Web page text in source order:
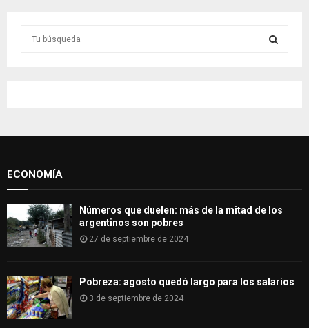
o
H
ECONOMÍA
Números que duelen: más de la mitad de los
argentinos son pobres
27 de septiembre de 2024
Pobreza: agosto quedó largo para los salarios
3 de septiembre de 2024